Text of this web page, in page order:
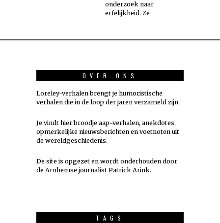
onderzoek naar
erfelijkheid. Ze
OVER ONS
Loreley-verhalen brengt je humoristische
verhalen die in de loop der jaren verzameld zijn.
Je vindt hier broodje aap-verhalen, anekdotes,
opmerkelijke nieuwsberichten en voetnoten uit
de wereldgeschiedenis.
De site is opgezet en wordt onderhouden door
de Arnhemse journalist Patrick Arink.
TAGS